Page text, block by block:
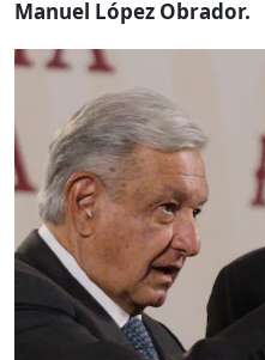
Manuel López Obrador.